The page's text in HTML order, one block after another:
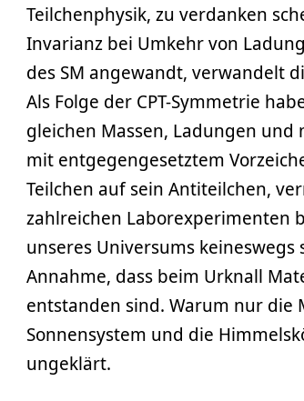
Teilchenphysik, zu verdanken
Invarianz bei Umkehr von
des SM angewandt, verwandelt
Als Folge der CPT-Symmetrie
gleichen Massen, Ladungen
mit entgegengesetztem
Teilchen auf sein Antiteilchen,
zahlreichen Laborexperimenten
unseres Universums
Annahme, dass beim Urknall
entstanden sind. Warum nur
Sonnensystem und die
ungeklärt.